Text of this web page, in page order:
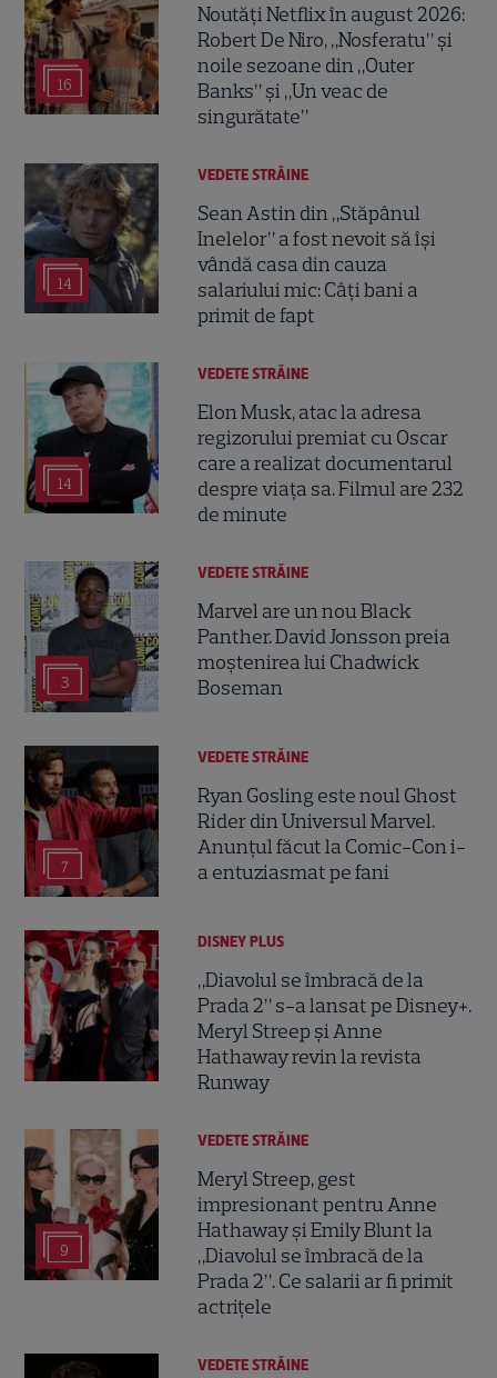
16
Noutăți Netflix în august 2026:
Robert De Niro, „Nosferatu” și
noile sezoane din „Outer
Banks” și „Un veac de
singurătate”
14
VEDETE STRĂINE
Sean Astin din „Stăpânul
Inelelor” a fost nevoit să își
vândă casa din cauza
salariului mic: Câți bani a
primit de fapt
14
VEDETE STRĂINE
Elon Musk, atac la adresa
regizorului premiat cu Oscar
care a realizat documentarul
despre viața sa. Filmul are 232
de minute
3
VEDETE STRĂINE
Marvel are un nou Black
Panther. David Jonsson preia
moștenirea lui Chadwick
Boseman
7
VEDETE STRĂINE
Ryan Gosling este noul Ghost
Rider din Universul Marvel.
Anunțul făcut la Comic-Con i-
a entuziasmat pe fani
DISNEY PLUS
„Diavolul se îmbracă de la
Prada 2” s-a lansat pe Disney+.
Meryl Streep și Anne
Hathaway revin la revista
Runway
9
VEDETE STRĂINE
Meryl Streep, gest
impresionant pentru Anne
Hathaway și Emily Blunt la
„Diavolul se îmbracă de la
Prada 2”. Ce salarii ar fi primit
actrițele
VEDETE STRĂINE